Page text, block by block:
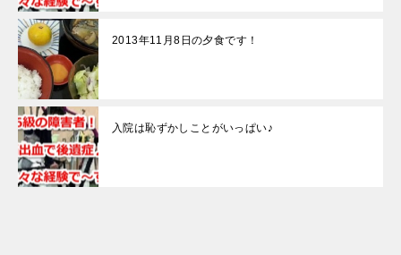
2013年11月8日の夕食です！
入院は恥ずかしことがいっぱい♪